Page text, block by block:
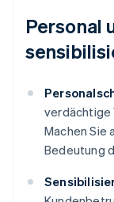
Personal
verdächtige
Machen Sie
Bedeutung